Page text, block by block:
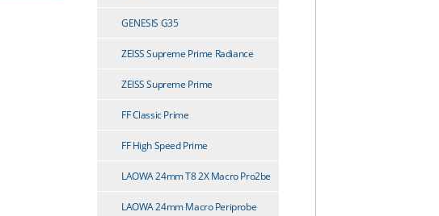
GENESIS G35
ZEISS Supreme Prime Radiance
ZEISS Supreme Prime
FF Classic Prime
FF High Speed Prime
LAOWA 24mm T8 2X Macro Pro2be
LAOWA 24mm Macro Periprobe